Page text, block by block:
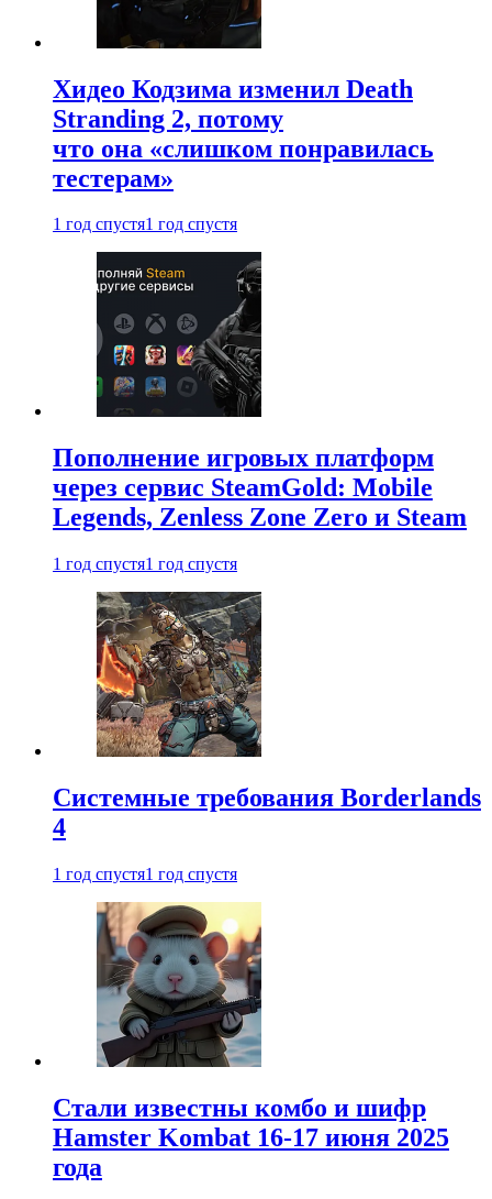
Хидео Кодзима изменил Death
Stranding 2, потому
что она «слишком понравилась
тестерам»
1 год спустя1 год спустя
Пополнение игровых платформ
через сервис SteamGold: Mobile
Legends, Zenless Zone Zero и Steam
1 год спустя1 год спустя
Системные требования Borderlands
4
1 год спустя1 год спустя
Стали известны комбо и шифр
Hamster Kombat 16-17 июня 2025
года